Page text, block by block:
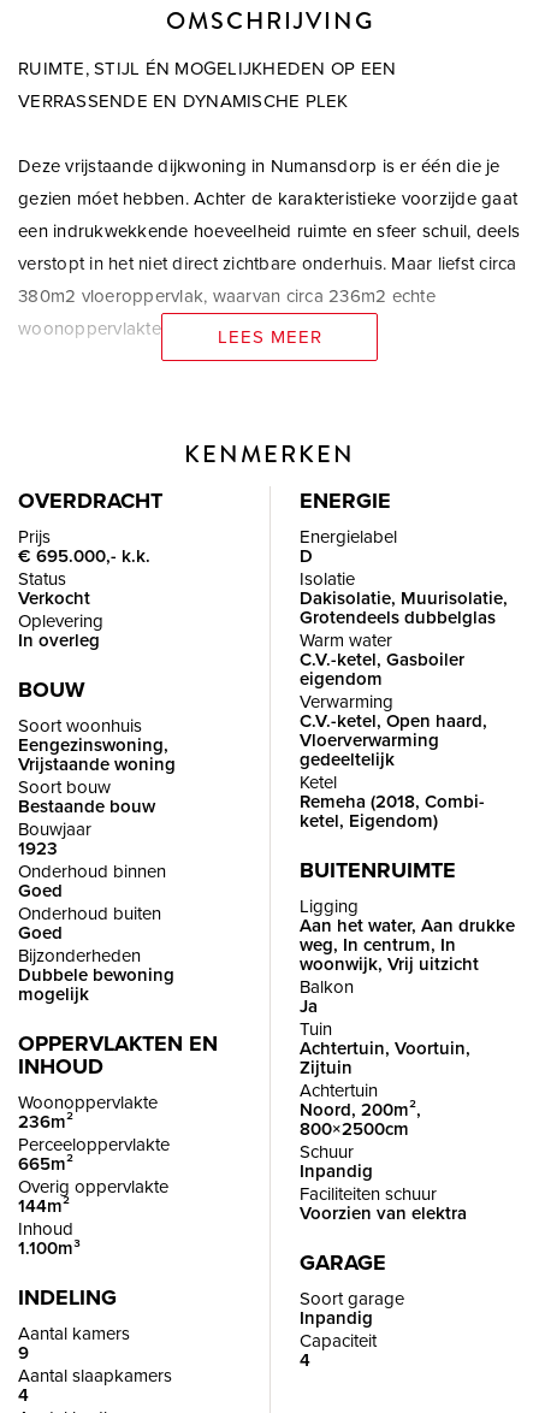
OMSCHRIJVING
RUIMTE, STIJL ÉN MOGELIJKHEDEN OP EEN
VERRASSENDE EN DYNAMISCHE PLEK
Deze vrijstaande dijkwoning in Numansdorp is er één die je
gezien móet hebben. Achter de karakteristieke voorzijde gaat
een indrukwekkende hoeveelheid ruimte en sfeer schuil, deels
verstopt in het niet direct zichtbare onderhuis. Maar liefst circa
380m2 vloeroppervlak, waarvan circa 236m2 echte
woonoppervlakte!
Een zeer riante woonkamer, een grote luxe woonkeuken, een
onderhuis met volop mogelijkheden, een separate
aan het water.
De ligging is perfect: op loopafstand van het gezellige
dorpscentrum, scholen en sportverenigingen, maar ook met
snelle verbindingen naar de Randstad. En dat alles op een
perceel van maar liefst 665m².
INDELING
BEGANE GROND
Entree in een ruime hal met toilet, stijlvolle badkamer en
toegang tot zowel de woonverdieping als het souterrain. De
woonkamer is zeer royaal van formaat met een hoog plafond,
een klassieke open haard, warme houten vloer en veel licht
dankzij grote ramen en een lichtkoepel. Via de woonkamer
bereik je een groot terras van ruim 6 x 5m met prachtig weids
uitzicht over de polder.
De woonkeuken is een echte blikvanger: uitgevoerd in
matzwart met een kookeiland en voorzien van hoogwaardige
inbouwapparatuur, waaronder een inductiekookplaat met
afzuiging, combimagnetron, stoomoven, koffiemachine,
koelkast, vriezer, Quooker, vaatwasser, drie warmhoudlades
en veel kastruimte. De natuurstenen vloer met
vloerverwarming en de airco maakt het ook qua comfort
helemaal af.
LEES MEER
KENMERKEN
OVERDRACHT
Prijs
€ 695.000,- k.k.
Status
Verkocht
Oplevering
In overleg
BOUW
Soort woonhuis
Eengezinswoning,
Vrijstaande woning
Soort bouw
Bestaande bouw
Bouwjaar
1923
Onderhoud binnen
Goed
Onderhoud buiten
Goed
Bijzonderheden
Dubbele bewoning
mogelijk
OPPERVLAKTEN EN
INHOUD
Woonoppervlakte
236m²
Perceeloppervlakte
665m²
Overig oppervlakte
144m²
Inhoud
1.100m³
INDELING
Aantal kamers
9
Aantal slaapkamers
4
ENERGIE
Energielabel
D
Isolatie
Dakisolatie, Muurisolatie,
Grotendeels dubbelglas
Warm water
C.V.-ketel, Gasboiler
eigendom
Verwarming
C.V.-ketel, Open haard,
Vloerverwarming
gedeeltelijk
Ketel
Remeha (2018, Combi-
ketel, Eigendom)
BUITENRUIMTE
Ligging
Aan het water, Aan drukke
weg, In centrum, In
woonwijk, Vrij uitzicht
Balkon
Ja
Tuin
Achtertuin, Voortuin,
Zijtuin
Achtertuin
Noord, 200m²,
800×2500cm
Schuur
Inpandig
Faciliteiten schuur
Voorzien van elektra
GARAGE
Soort garage
Inpandig
Capaciteit
4